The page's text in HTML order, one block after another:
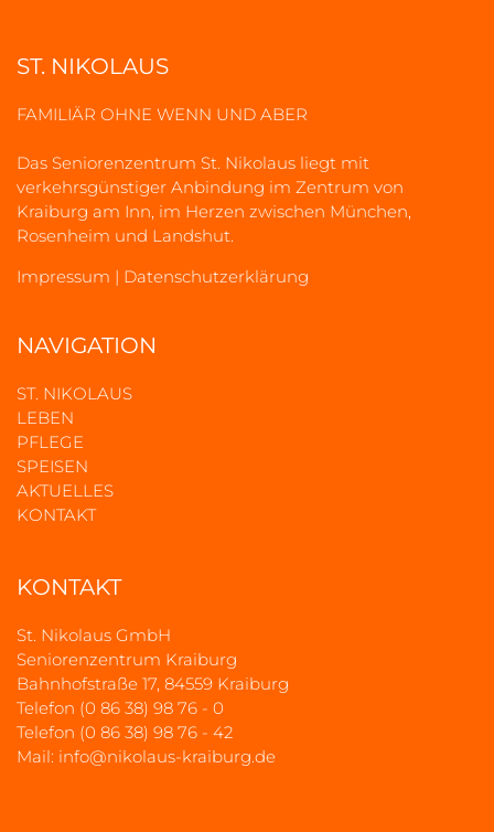
ST. NIKOLAUS
FAMILIÄR OHNE WENN UND ABER
Das Seniorenzentrum St. Nikolaus liegt mit
verkehrsgünstiger Anbindung im Zentrum von
Kraiburg am Inn, im Herzen zwischen München,
Rosenheim und Landshut.
Impressum | Datenschutzerklärung
NAVIGATION
ST. NIKOLAUS
LEBEN
PFLEGE
SPEISEN
AKTUELLES
KONTAKT
KONTAKT
St. Nikolaus GmbH
Seniorenzentrum Kraiburg
Bahnhofstraße 17, 84559 Kraiburg
Telefon (0 86 38) 98 76 - 0
Telefon (0 86 38) 98 76 - 42
Mail: info@nikolaus-kraiburg.de